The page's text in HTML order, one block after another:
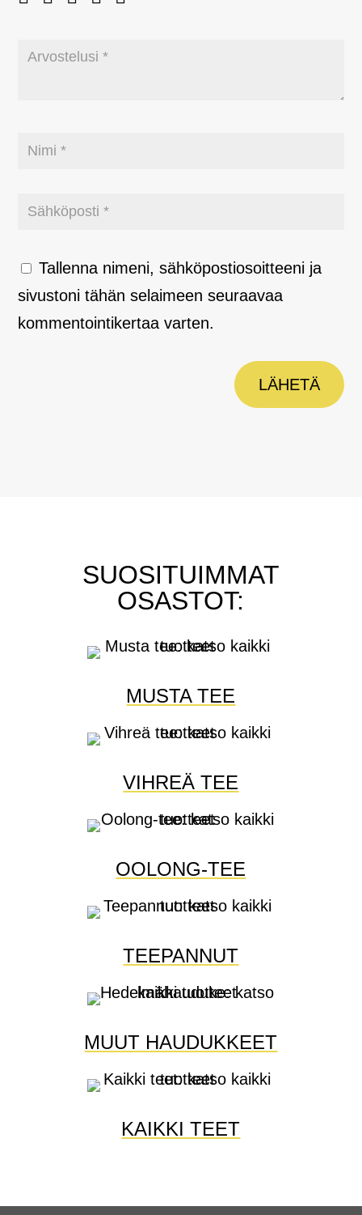
Tallenna nimeni, sähköpostiosoitteeni ja
sivustoni tähän selaimeen seuraavaa
kommentointikertaa varten.
LÄHETÄ
SUOSITUIMMAT
OSASTOT:
MUSTA TEE
VIHREÄ TEE
OOLONG-TEE
TEEPANNUT
MUUT HAUDUKKEET
KAIKKI TEET